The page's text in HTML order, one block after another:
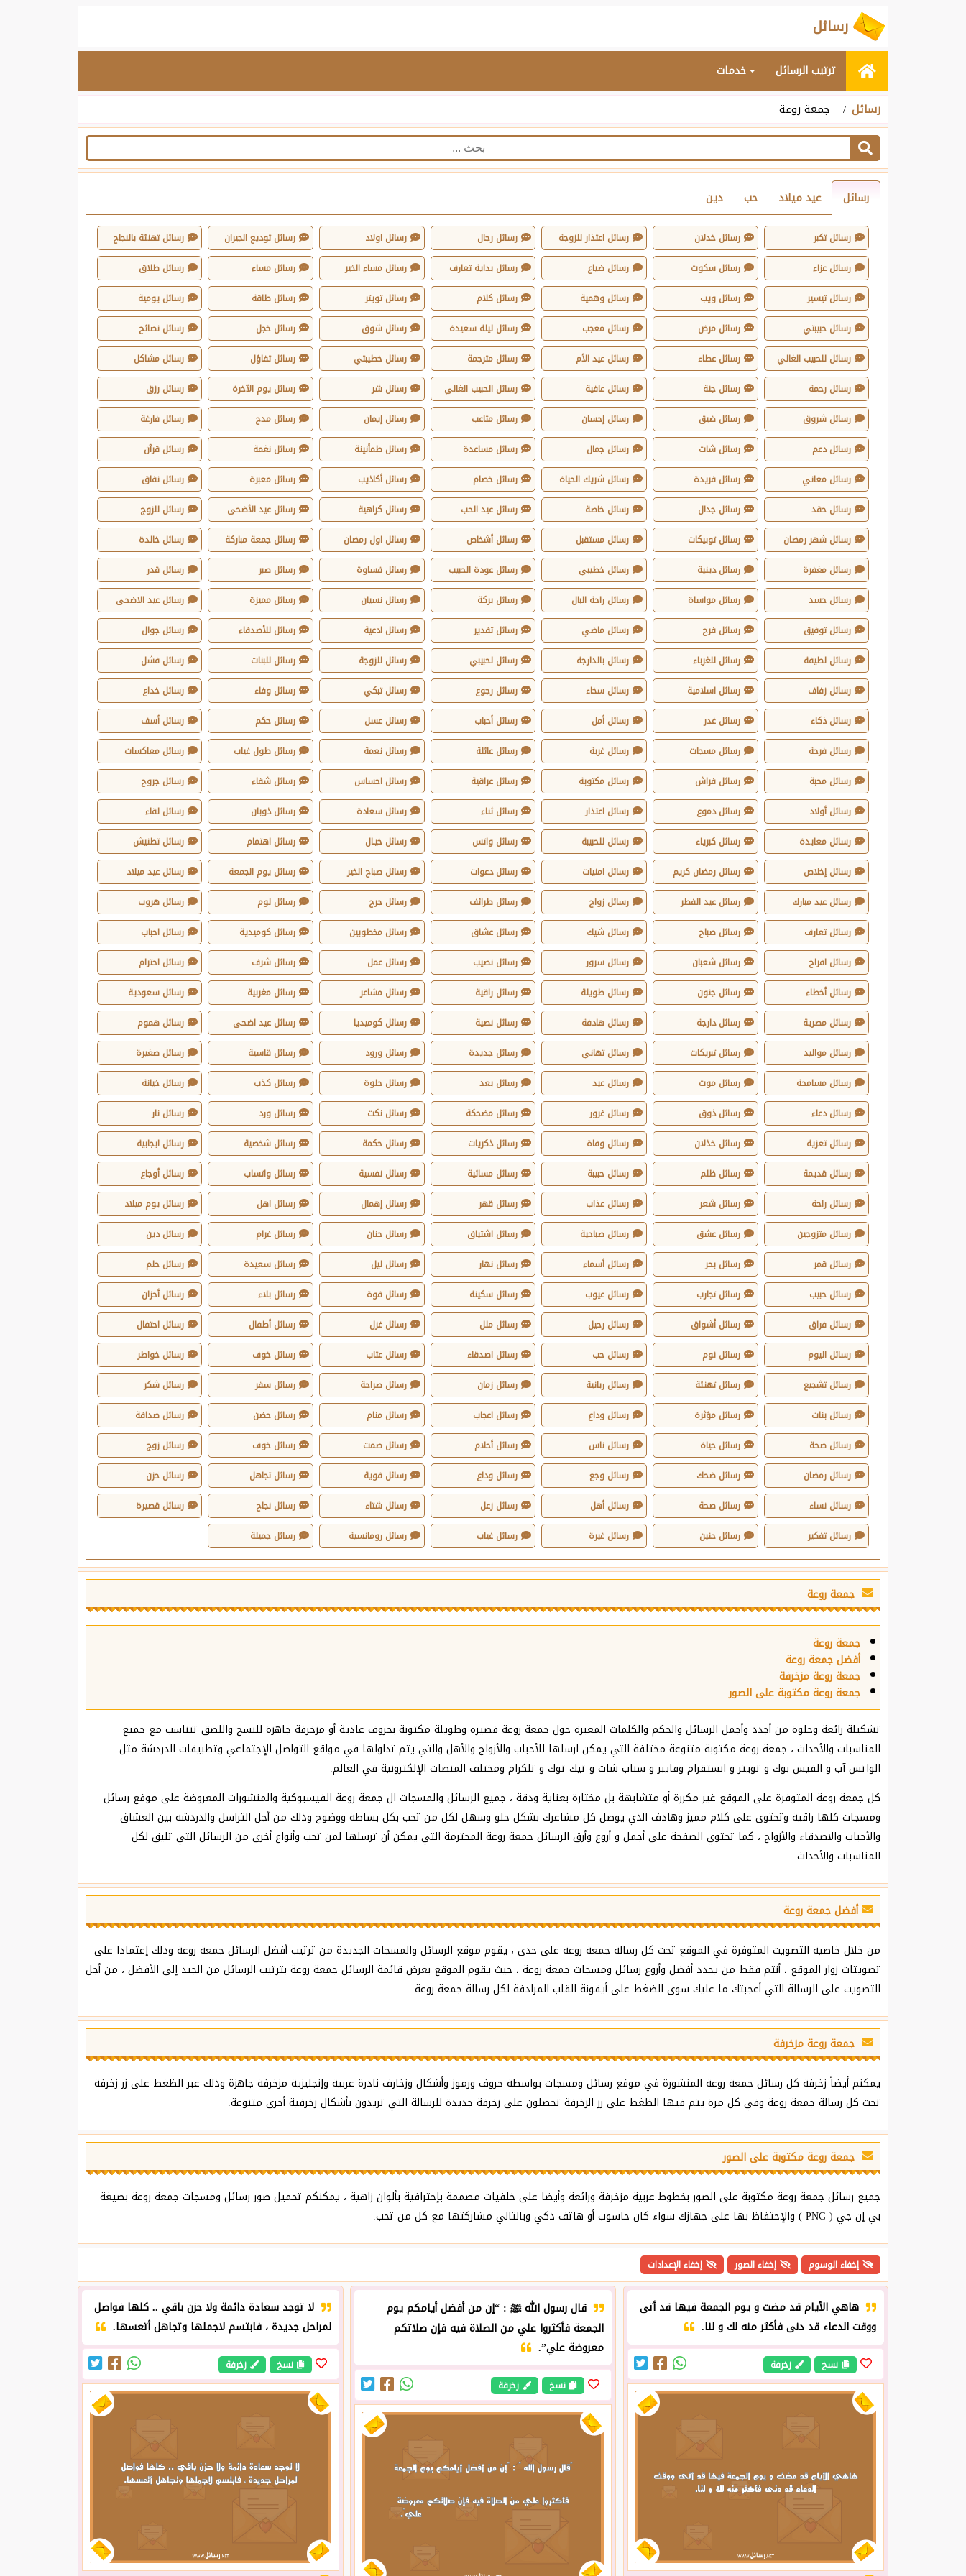
رسائل
ترتيب الرسائل خدمات
رسائل جمعة روعة
رسائل عيد ميلاد حب دين
رسائل تكبر رسائل خدلان رسائل اعتذار للزوجة رسائل رجال رسائل اولاد رسائل توديع الجيران
رسائل تهنئة بالنجاح
رسائل عزاء
رسائل سكوت رسائل ضياع رسائل بداية تعارف رسائل مساء الخير رسائل مساء
رسائل طلاق
رسائل تيسير
رسائل ويب رسائل وهمية رسائل كلام رسائل تويتر رسائل طاقة
رسائل يومية
رسائل حبيبتي
رسائل مرض رسائل معجب رسائل ليلة سعيدة رسائل شوق رسائل خجل
رسائل نصائح
رسائل للحبيب الغالي
رسائل عطاء رسائل عيد الأم رسائل مترجمة رسائل خطيبتي رسائل تفاؤل
رسائل مشاكل
رسائل رحمة
رسائل جنة رسائل عافية رسائل الحبيب الغالي رسائل شر رسائل يوم الآخرة
رسائل رزق
رسائل شروق
رسائل ضيق رسائل إحسان رسائل متاعب رسائل إيمان رسائل مدح
رسائل فارغة
رسائل دعم
رسائل شات رسائل جمال رسائل مساعدة رسائل طمأنينة رسائل نغمة
رسائل قرآن
رسائل معاني
رسائل فريدة رسائل شريك الحياة رسائل خصام رسائل أكاذيب رسائل معبرة
رسائل نفاق
رسائل حقد
رسائل جدال رسائل خاصة رسائل عيد الحب رسائل كراهية رسائل عيد الأضحى
رسائل للزوج
رسائل شهر رمضان
رسائل توبيكات رسائل مستقبل رسائل أشخاص رسائل اول رمضان رسائل جمعة مباركة
رسائل خالدة
رسائل مغفرة
رسائل دينية رسائل خطيبي رسائل عودة الحبيب رسائل قساوة رسائل صبر
رسائل قدر
رسائل حسد
رسائل مواساة رسائل راحة البال رسائل بركة رسائل نسيان رسائل مميزة
رسائل عيد الاضحى
رسائل توفيق
رسائل فرح رسائل ماضي رسائل تقدير رسائل ادعية رسائل للأصدقاء
رسائل جوال
رسائل لطيفة
رسائل للغرباء رسائل بالدارجة رسائل لحبيبي رسائل للزوجة رسائل للبنات
رسائل فشل
رسائل زفاف
رسائل اسلامية رسائل سخاء رسائل رجوع رسائل تبكي رسائل وفاء
رسائل خداع
رسائل ذكاء
رسائل غدر رسائل أمل رسائل أحباب رسائل عسل رسائل حكم
رسائل أسف
رسائل فرحة
رسائل مسجات رسائل غربة رسائل عائلة رسائل نعمة رسائل طول غياب
رسائل معاكسات
رسائل محبة
رسائل فراش رسائل مكتوبة رسائل عراقية رسائل احساس رسائل شفاء
رسائل جروح
رسائل أولاد
رسائل دموع رسائل اعتذار رسائل ثناء رسائل سعادة رسائل ذوبان
رسائل لقاء
رسائل معايدة
رسائل كبرياء رسائل للحبيبة رسائل واتس رسائل خيـال رسائل اهتمام
رسائل تطنيش
رسائل إخلاص
رسائل رمضان كريم رسائل امنيات رسائل دعوات رسائل صباح الخير رسائل يوم الجمعة
رسائل عيد ميلاد
رسائل عيد مبارك
رسائل عيد الفطر رسائل زواج رسائل طرائف رسائل جرح رسائل لوم
رسائل هروب
رسائل تعارف
رسائل صباح رسائل شيك رسائل عشاق رسائل مخطوبين رسائل كوميدية
رسائل احباب
رسائل افراح
رسائل شعبان رسائل سرور رسائل نصيب رسائل عمل رسائل شرف
رسائل احترام
رسائل أخطاء
رسائل جنون رسائل طويلة رسائل راقية رسائل مشاعر رسائل مغربية
رسائل سعودية
رسائل مصرية
رسائل دارجة رسائل هادفة رسائل نصية رسائل كوميديا رسائل عيد اضحى
رسائل هموم
رسائل مواليد
رسائل تبريكات رسائل تهاني رسائل جديدة رسائل ورود رسائل قاسية
رسائل صغيرة
رسائل مسامحة
رسائل موت رسائل عيد رسائل بعد رسائل حلوة رسائل كذب
رسائل خيانة
رسائل دعاء
رسائل ذوق رسائل غرور رسائل مضحكة رسائل نكت رسائل ورد
رسائل نار
رسائل تعزية
رسائل خذلان رسائل وفاة رسائل ذكريات رسائل حكمة رسائل شخصية
رسائل ايجابية
رسائل قديمة
رسائل ظلم رسائل حبيبة رسائل مسائية رسائل نفسية رسائل واتساب
رسائل أوجاع
رسائل راحة
رسائل شعر رسائل عذاب رسائل قهر رسائل إهمال رسائل اهل
رسائل يوم ميلاد
رسائل متزوجين
رسائل عشق رسائل صباحية رسائل اشتياق رسائل حنان رسائل غرام
رسائل دين
رسائل قمر
رسائل بحر رسائل أسماء رسائل نهار رسائل ليل رسائل سعيدة
رسائل حلم
رسائل حبيب
رسائل تجارب رسائل عيوب رسائل سكينة رسائل قوة رسائل بلاء
رسائل أحزان
رسائل فراق
رسائل أشواق رسائل رحيل رسائل ملل رسائل غزل رسائل أطفال
رسائل احتفال
رسائل اليوم
رسائل نوم رسائل حب رسائل اصدقاء رسائل عتاب رسائل خوف
رسائل خواطر
رسائل تشجيع
رسائل تهنئة رسائل ربانية رسائل زمان رسائل صراحة رسائل سفر
رسائل شكر
رسائل بنات
رسائل مؤثرة رسائل وداع رسائل اعجاب رسائل منام رسائل حضن
رسائل صداقة
رسائل صحة
رسائل حياة رسائل ناس رسائل أحلام رسائل صمت رسائل خوف
رسائل زوج
رسائل رمضان
رسائل ضحك رسائل وجع رسائل وداع رسائل قوية رسائل تجاهل
رسائل حزن
رسائل نساء
رسائل صحة رسائل أهل رسائل زعل رسائل شتاء رسائل نجاح
رسائل قصيرة
رسائل تفكير
رسائل حنين رسائل غيرة رسائل غياب رسائل رومانسية رسائل جميلة
جمعة روعة
جمعة روعة
أفضل جمعة روعة
جمعة روعة مزخرفة
جمعة روعة مكتوبة على الصور
تشكيلة رائعة وحلوة من أجدد وأجمل الرسائل والحكم والكلمات المعبرة حول جمعة روعة قصيرة وطويلة مكتوبة بحروف عادية أو مزخرفة جاهزة للنسخ واللصق تتناسب مع جميع
المناسبات والأحداث ، جمعة روعة مكتوبة متنوعة مختلفة التي يمكن ارسلها للأحباب والأزواج والأهل والتي يتم تداولها في مواقع التواصل الإجتماعي وتطبيقات الدردشة مثل
الواتس آب و الفيس بوك و تويتر و انستقرام وفايبر و سناب شات و تيك توك و تلكرام ومختلف المنصات الإلكترونية في العالم.
كل جمعة روعة المتوفرة على الموقع غير مكررة أو متشابهة بل مختارة بعناية ودقة ، جميع الرسائل والمسجات ال جمعة روعة الفيسبوكية والمنشورات المعروضة على موقع رسائل
ومسجات كلها راقية وتحتوى على كلام مميز وهادف الذي يوصل كل مشاعرك بشكل ‏حلو وسهل لكل من تحب بكل بساطة ووضوح وذلك من أجل التراسل والدردشة بين العشاق
والأحباب ‏والاصدقاء والأزواج ، كما تحتوي الصفحة على أجمل و أروع وأرق الرسائل جمعة روعة المحترمة التي يمكن أن ترسلها لمن تحب وأنواع أخرى من الرسائل التي تليق لكل
المناسبات والأحداث.
أفضل جمعة روعة
من خلال خاصية التصويت المتوفرة في الموقع تحت كل رسالة جمعة روعة على حدى ، يقوم موقع الرسائل والمسجات الجديدة من ترتيب أفضل الرسائل جمعة روعة وذلك إعتمادا على
تصويتات زوار الموقع ، أنتم فقط من يحدد أفضل وأروع رسائل ومسجات جمعة روعة ، حيث يقوم الموقع بعرض قائمة الرسائل جمعة روعة بترتيب الرسائل من الجيد إلى الأفضل ، من أجل
التصويت على الرسالة التي أعجبتك ما عليك سوى الضغط على أيقونة القلب المرادفة لكل رسالة جمعة روعة.
جمعة روعة مزخرفة
يمكنم أيضاً زخرفة كل رسائل جمعة روعة المنشورة في موقع رسائل ومسجات بواسطة حروف ورموز وأشكال وزخارف نادرة عربية وإنجليزية مزخرفة جاهزة وذلك عبر الظغط على زر زخرفة
تحت كل رسالة جمعة روعة وفي كل مرة يتم فيها الظغط على رز الزخرفة تحصلون على زخرفة جديدة للرسالة التي تريدون بأشكال زخرفية أخرى متنوعة.
جمعة روعة مكتوبة على الصور
جميع رسائل جمعة روعة مكتوبة على الصور بخطوط عربية مزخرفة ورائعة وأيضا على خلفيات مصممة بإحترافية بألوان زاهية ، يمكنكم تحميل صور رسائل ومسجات جمعة روعة بصيغة
بي إن جي ( PNG ) والإحتفاظ بها على جهازك سواء كان حاسوب أو هاتف ذكي وبالتالي مشاركتها مع كل من تحب.
إخفاء الوسوم إخفاء الصور إخفاء الإعدادات
هاهي الأيام قد مضت و يوم الجمعة فيها قد أتى
ووقت الدعاء قد دنى فأكثر منه لك و لنا.
نسخ زخرفة
‏قال رسول الله ﷺ : “إن من أفضل أيامكم يوم
الجمعة فأكثروا علي من الصلاة فيه فإن صلاتكم
معروضة علي”.
نسخ زخرفة
لا توجد سعادة دائمة ولا حزن باقي .. كلها فواصل
لمراحل جديدة ، فابتسم لاجملها وتجاهل أتعسها.
نسخ زخرفة